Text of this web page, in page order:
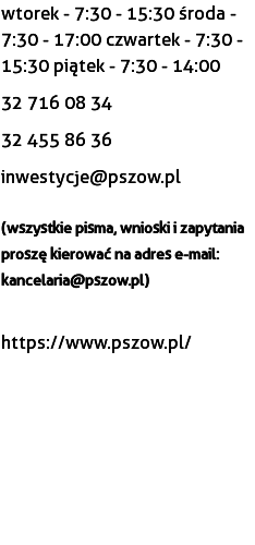
wtorek - 7:30 - 15:30 środa -
7:30 - 17:00 czwartek - 7:30 -
15:30 piątek - 7:30 - 14:00
32 716 08 34
32 455 86 36
inwestycje@pszow.pl
(wszystkie pisma, wnioski i zapytania
proszę kierować na adres e-mail:
kancelaria@pszow.pl)
https://www.pszow.pl/